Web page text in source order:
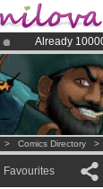
Already
Amilova
Premium
> Comics Directory >
Favourites